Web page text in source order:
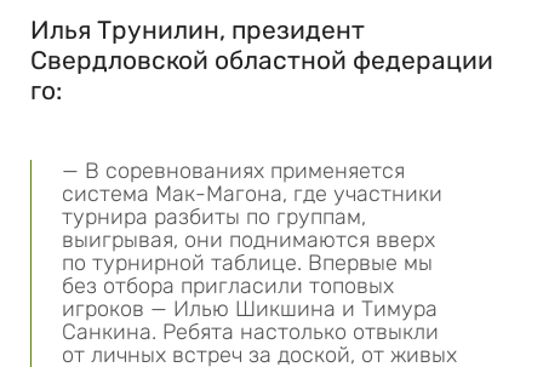
Илья Трунилин, президент
Свердловской областной федерации
го:
— В соревнованиях применяется
система Мак-Магона, где участники
турнира разбиты по группам,
выигрывая, они поднимаются вверх
по турнирной таблице. Впервые мы
без отбора пригласили топовых
игроков — Илью Шикшина и Тимура
Санкина. Ребята настолько отвыкли
от личных встреч за доской, от живых